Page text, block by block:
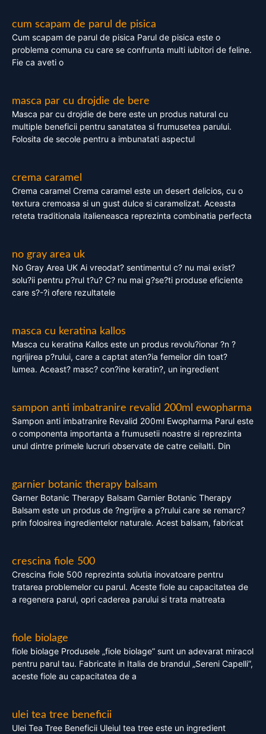
cum scapam de parul de pisica
Cum scapam de parul de pisica Parul de pisica este o
problema comuna cu care se confrunta multi iubitori de feline.
Fie ca aveti o
masca par cu drojdie de bere
Masca par cu drojdie de bere este un produs natural cu
multiple beneficii pentru sanatatea si frumusetea parului.
Folosita de secole pentru a imbunatati aspectul
crema caramel
Crema caramel Crema caramel este un desert delicios, cu o
textura cremoasa si un gust dulce si caramelizat. Aceasta
reteta traditionala italieneasca reprezinta combinatia perfecta
no gray area uk
No Gray Area UK Ai vreodat? sentimentul c? nu mai exist?
solu?ii pentru p?rul t?u? C? nu mai g?se?ti produse eficiente
care s?-?i ofere rezultatele
masca cu keratina kallos
Masca cu keratina Kallos este un produs revolu?ionar ?n ?
ngrijirea p?rului, care a captat aten?ia femeilor din toat?
lumea. Aceast? masc? con?ine keratin?, un ingredient
sampon anti imbatranire revalid 200ml ewopharma
Sampon anti imbatranire Revalid 200ml Ewopharma Parul este
o componenta importanta a frumusetii noastre si reprezinta
unul dintre primele lucruri observate de catre ceilalti. Din
garnier botanic therapy balsam
Garner Botanic Therapy Balsam Garnier Botanic Therapy
Balsam este un produs de ?ngrijire a p?rului care se remarc?
prin folosirea ingredientelor naturale. Acest balsam, fabricat
crescina fiole 500
Crescina fiole 500 reprezinta solutia inovatoare pentru
tratarea problemelor cu parul. Aceste fiole au capacitatea de
a regenera parul, opri caderea parului si trata matreata
fiole biolage
fiole biolage Produsele „fiole biolage” sunt un adevarat miracol
pentru parul tau. Fabricate in Italia de brandul „Sereni Capelli”,
aceste fiole au capacitatea de a
ulei tea tree beneficii
Ulei Tea Tree Beneficii Uleiul tea tree este un ingredient